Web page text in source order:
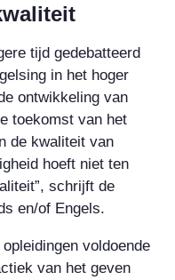
tijd gedebatteerd
in het hoger
ontwikkeling van
toekomst van het
de kwaliteit van
hoeft niet ten
schrijft de
en/of Engels.
voldoende
van het geven